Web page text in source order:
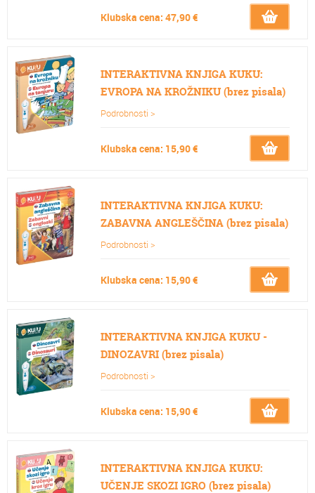
Klubska cena: 47,90 €
INTERAKTIVNA KNJIGA KUKU:
EVROPA NA KROŽNIKU (brez pisala)
Podrobnosti >
Klubska cena: 15,90 €
INTERAKTIVNA KNJIGA KUKU:
ZABAVNA ANGLEŠČINA (brez pisala)
Podrobnosti >
Klubska cena: 15,90 €
INTERAKTIVNA KNJIGA KUKU -
DINOZAVRI (brez pisala)
Podrobnosti >
Klubska cena: 15,90 €
INTERAKTIVNA KNJIGA KUKU:
UČENJE SKOZI IGRO (brez pisala)